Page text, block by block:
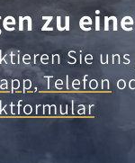
zu
Sie
,Telefon